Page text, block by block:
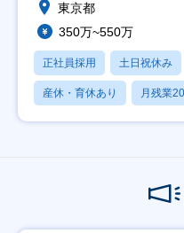
東京都
350万~550万
正社員採用 土日祝休み
産休・育休あり 月残業